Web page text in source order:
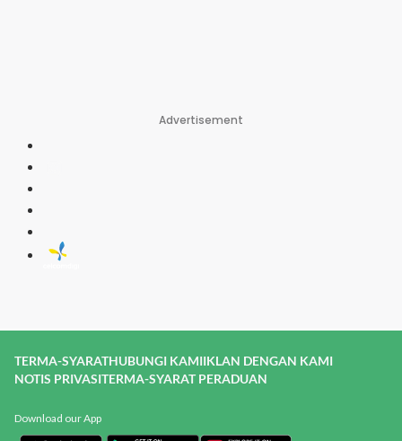
Advertisement
TERMA-SYARATHUBUNGI KAMIIKLAN DENGAN KAMI
NOTIS PRIVASITERMA-SYARAT PERADUAN
Download our App